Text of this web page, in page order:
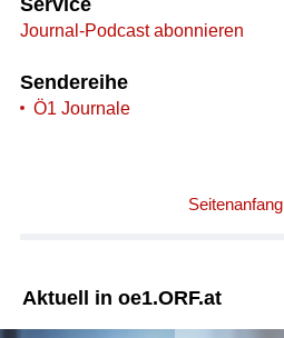
Service
Journal-Podcast abonnieren
Sendereihe
Ö1 Journale
Seitenanfang
Aktuell in oe1.ORF.at